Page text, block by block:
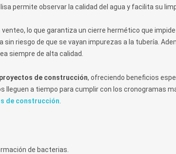
permite observar la calidad del agua y facilita su
lo que garantiza un cierre hermético que
riesgo de que se vayan impurezas a la tubería.
siempre de alta calidad.
de construcción, ofreciendo beneficios
lleguen a tiempo para cumplir con los cronogramas
de construcción
de bacterias.